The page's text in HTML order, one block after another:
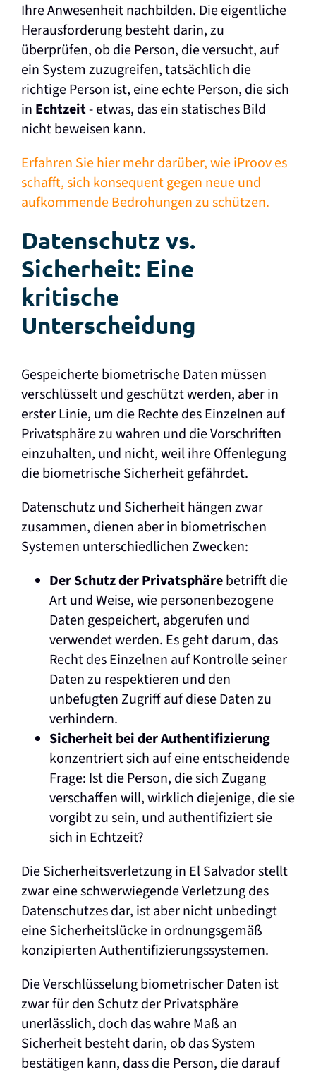
Ihre Anwesenheit nachbilden. Die eigentliche
Herausforderung besteht darin, zu
überprüfen, ob die Person, die versucht, auf
ein System zuzugreifen, tatsächlich die
richtige Person ist, eine echte Person, die sich
in Echtzeit- etwas, das ein statisches Bild
nicht beweisen kann.
Erfahren Sie hier mehr darüber, wie iProov es
schafft, sich konsequent gegen neue und
aufkommende Bedrohungen zu schützen.
Datenschutz vs.
Sicherheit: Eine
kritische
Unterscheidung
Gespeicherte biometrische Daten müssen
verschlüsselt und geschützt werden, aber in
erster Linie, um die Rechte des Einzelnen auf
Privatsphäre zu wahren und die Vorschriften
einzuhalten, und nicht, weil ihre Offenlegung
die biometrische Sicherheit gefährdet.
Datenschutz und Sicherheit hängen zwar
zusammen, dienen aber in biometrischen
Systemen unterschiedlichen Zwecken:
Der Schutz der Privatsphärebetrifft die
Art und Weise, wie personenbezogene
Daten gespeichert, abgerufen und
verwendet werden. Es geht darum, das
Recht des Einzelnen auf Kontrolle seiner
Daten zu respektieren und den
unbefugten Zugriff auf diese Daten zu
verhindern.
Sicherheit bei der Authentifizierung
konzentriert sich auf eine entscheidende
Frage: Ist die Person, die sich Zugang
verschaffen will, wirklich diejenige, die sie
vorgibt zu sein, und authentifiziert sie
sich in Echtzeit?
Die Sicherheitsverletzung in El Salvador stellt
zwar eine schwerwiegende Verletzung des
Datenschutzes dar, ist aber nicht unbedingt
eine Sicherheitslücke in ordnungsgemäß
konzipierten Authentifizierungssystemen.
Die Verschlüsselung biometrischer Daten ist
zwar für den Schutz der Privatsphäre
unerlässlich, doch das wahre Maß an
Sicherheit besteht darin, ob das System
bestätigen kann, dass die Person, die darauf